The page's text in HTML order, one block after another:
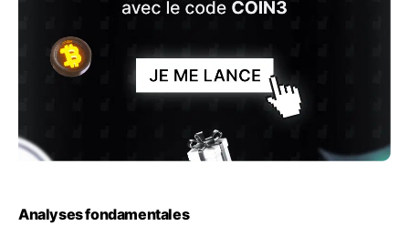
Analyses fondamentales